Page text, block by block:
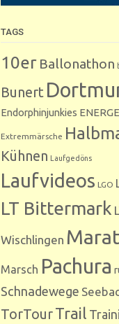
TAGS
10er Ballonathon
Bunert
Endorphinjunkies
Extremmärsche
Kühnen Laufgedöns
Laufvideos LGO
LT Bittermark
Wischlingen
Marsch Pachura
Schnadewege
TorTourTrail